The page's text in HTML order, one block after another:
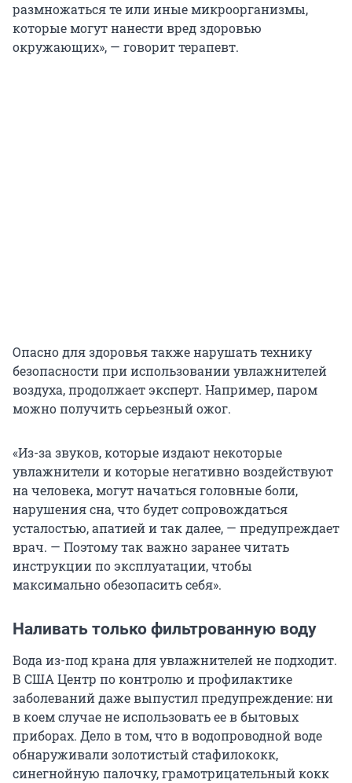
размножаться те или иные микроорганизмы,
которые могут нанести вред здоровью
окружающих», — говорит терапевт.
Опасно для здоровья также нарушать технику
безопасности при использовании увлажнителей
воздуха, продолжает эксперт. Например, паром
можно получить серьезный ожог.
«Из-за звуков, которые издают некоторые
увлажнители и которые негативно воздействуют
на человека, могут начаться головные боли,
нарушения сна, что будет сопровождаться
усталостью, апатией и так далее, — предупреждает
врач. — Поэтому так важно заранее читать
инструкции по эксплуатации, чтобы
максимально обезопасить себя».
Наливать только фильтрованную воду
Вода из-под крана для увлажнителей не подходит.
В США Центр по контролю и профилактике
заболеваний даже выпустил предупреждение: ни
в коем случае не использовать ее в бытовых
приборах. Дело в том, что в водопроводной воде
обнаруживали золотистый стафилококк,
синегнойную палочку, грамотрицательный кокк